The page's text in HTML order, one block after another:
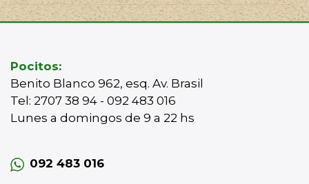
Pocitos:
Benito Blanco 962, esq. Av. Brasil
Tel: 2707 38 94 - 092 483 016
Lunes a domingos de 9 a 22 hs
092 483 016